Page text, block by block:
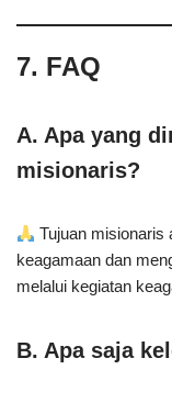
7. FAQ
A. Apa yang
misionaris?
Tujuan misionaris
keagamaan dan
melalui kegiatan
B. Apa saja